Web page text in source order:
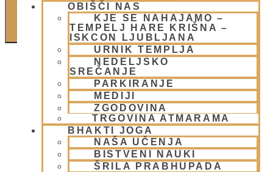
OBIŠČI NAS
KJE SE NAHAJAMO –
TEMPELJ HARE KRIŠNA –
ISKCON LJUBLJANA
URNIK TEMPLJA
NEDELJSKO
SREČANJE
PARKIRANJE
MEDIJI
ZGODOVINA
TRGOVINA ATMARAMA
BHAKTI JOGA
NAŠA UČENJA
BISTVENI NAUKI
ŠRILA PRABHUPADA